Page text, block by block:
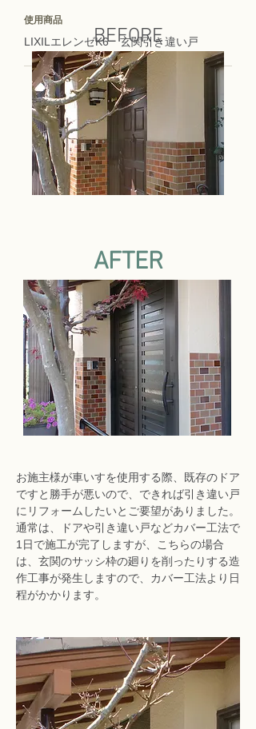
使用商品
LIXILエレンゼK6 玄関引き違い戸
BEFORE
AFTER
お施主様が車いすを使用する際、既存のドア
ですと勝手が悪いので、できれば引き違い戸
にリフォームしたいとご要望がありました。
通常は、ドアや引き違い戸などカバー工法で
1日で施工が完了しますが、こちらの場合
は、玄関のサッシ枠の廻りを削ったりする造
作工事が発生しますので、カバー工法より日
程がかかります。